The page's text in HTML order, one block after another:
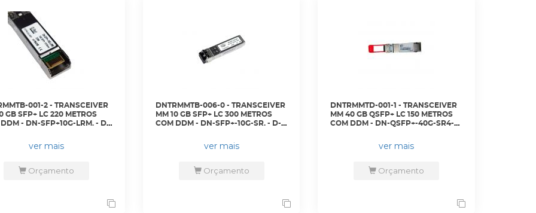
001-2 - TRANSCEIVER
GB SFP+ LC 220 METROS
- DN-SFP+10G-LRM. - D-
ver mais
Orçamento
DNTRMMTB-006-0 - TRANSCEIVER
MM 10 GB SFP+ LC 300 METROS
COM DDM - DN-SFP+-10G-SR. - D-
ver mais
Orçamento
DNTRMMTD-001-1 - TRANSCEIVER
MM 40 GB QSFP+ LC 150 METROS
COM DDM - DN-QSFP+-40G-SR4-
ver mais
Orçamento